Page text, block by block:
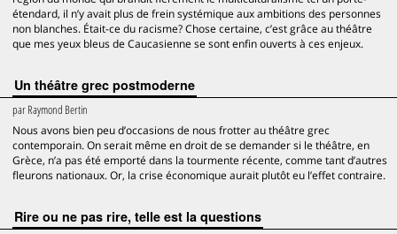
étendard, il n’y avait plus de frein systémique aux ambitions des personnes
non blanches. Était-ce du racisme? Chose certaine, c’est grâce au théâtre
que mes yeux bleus de Caucasienne se sont enfin ouverts à ces enjeux.
Un théâtre grec postmoderne
parRaymond Bertin
Nous avons bien peu d’occasions de nous frotter au théâtre grec
contemporain. On serait même en droit de se demander si le théâtre, en
Grèce, n’a pas été emporté dans la tourmente récente, comme tant d’autres
fleurons nationaux. Or, la crise économique aurait plutôt eu l’effet contraire.
Rire ou ne pas rire, telle est la questions